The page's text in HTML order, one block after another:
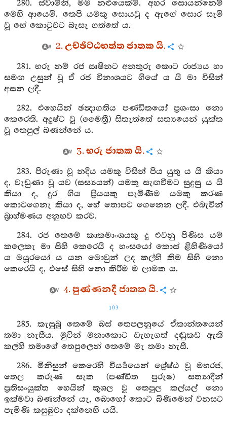
280. ස්වාමීනි, මම නළුයෙක්මි. අහර සොයන්නෙම්
මෙහි ආයෙමි. තෙපි යමකු සොයවු ද ඇගේ සොර සැමි
වූ හේ කොටුවට බැසැ ගත්තේ ය.
2. උච්ඡිට්ඨභත්ත ජාතක යි.
281. භරු නම් රජ ඍෂිනට අනතුරු කොට රාජ්‍යය හා
සමඟ උසුන් වූ ඒ රජ විනාශයට ගියේ ය යි මා විසින්
අසන ලදී.
282. එහෙයින් ඡන්‍දාගතිය පණ්ඩිතයෝ ප්‍රශංසා නො
කෙරෙති. අදුෂ්ට වූ (මෛත්‍රී) සිතැත්තේ සත්‍යයෙන් යුක්ත
වූ තෙපුල් බණන්නේ ය.
3. භරු ජාතක යි.
283. පිරුණා වූ නදිය යමකු විසින් පිය යුතු ය යි කියා
ද, වැඩුණා වූ යව (සස්‍යයන්) යමකු සැඟවීමට සුදුසු ය යි
කියා ද, දුර ගිය ප්‍රියයකු පැමිණීම යමකු කරණ
කොටගෙනැ කියා ද, හේ තොපට ගෙනෙන ලදී. එබැවින්
බ්‍රාහ්මණය අනුභව කරව.
284. රජ තෙමේ කාකමාංශයකු දු එවනු පිණිස යම්
කලෙකැ මා සිහි කෙරෙයි ද හංසයෝ කොස් ළිහිණියෝ
ය මයූරයෝ ය යන මොවුන් ලද කල්හි කිම සිහි නො
කෙරෙයි ද, එසේ සිහි නො කිරීම ම ලාමක ය.
4. පුණ්ණනදී ජාතක යි.
103
285. කැසුබු තෙමේ බස් තෙපලනුයේ ඒකාන්තයෙන්
තමා නැසීය. මුවින් මනාකොට ඩැහැගත් දඬුකඩ ඇති
කල්හි තමාගේ තෙපුලෙන් තෙමේ මැ තමා නැසී.
286. මිනිසුන් කෙරෙහි වීර්‍ය්‍යයෙන් ශ්‍රේෂ්ඨ වූ මහරජ,
තෙල කරුණ සැක (පණ්ඩිත පුරුෂ) සත්‍යාදීන්
ප්‍රතිසංයුක්ත හෙයින් කුශල වූ තෙපුල කල්යල් නො
ඉක්මවා බණන්නේ යැ, බොහෝ කොට බිණීමෙන් වනසට
පැමිණි කසුබුවා දක්නෙහි යයි.